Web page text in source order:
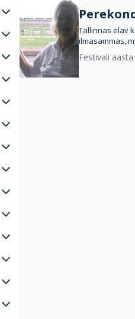
Tallinnas elav
ilmasammas,
Festivali